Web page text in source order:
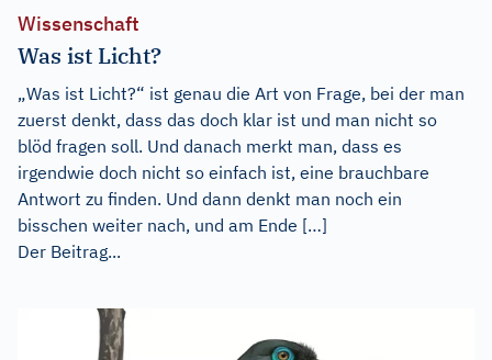
Wissenschaft
Was ist Licht?
„Was ist Licht?“ ist genau die Art von Frage, bei der man
zuerst denkt, dass das doch klar ist und man nicht so
blöd fragen soll. Und danach merkt man, dass es
irgendwie doch nicht so einfach ist, eine brauchbare
Antwort zu finden. Und dann denkt man noch ein
bisschen weiter nach, und am Ende […]
Der Beitrag...